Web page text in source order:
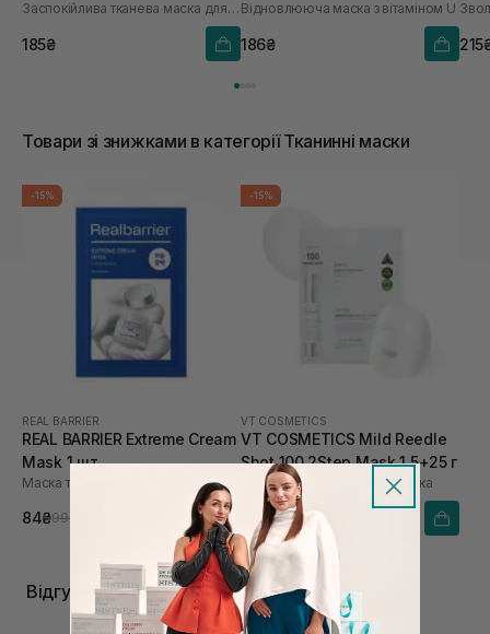
Заспокійлива тканева маска для обличчя
185₴
Відновлююча маска з вітаміном U
186₴
шт
Товари зі знижками в категорії Тканинні маски
-15%
REAL BARRIER
REAL BARRIER Extreme Cream
Mask 1 шт
Маска тканинна зволожувальна
84₴99₴
-15%
VT COSMETICS
VT COSMETICS Mild Reedle
Shot 100 2Step Mask 1,5+25 г
Зміцнювальна тканинна маска
128₴150₴
Відгуки про Тканинні маски RARE Paris